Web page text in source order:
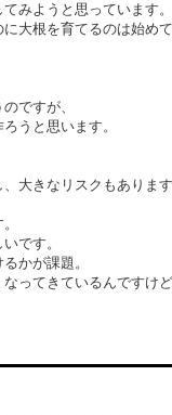
みようと思っています。
大根を育てるのは始めて
ですが、
うと思います。
大きなリスクもあります
です。
かが課題。
ってきているんですけど